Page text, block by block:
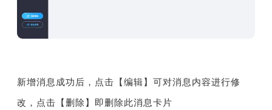
新增消息成功后，点击【编辑】可对消息内容进行修
改，点击【删除】即删除此消息卡片